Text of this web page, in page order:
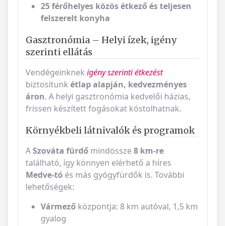
25 férőhelyes közös étkező és teljesen
felszerelt konyha
Gasztronómia – Helyi ízek, igény
szerinti ellátás
Vendégeinknek igény szerinti étkezést
biztosítunk étlap alapján, kedvezményes
áron. A helyi gasztronómia kedvelői házias,
frissen készített fogásokat kóstolhatnak.
Környékbeli látnivalók és programok
ASzováta fürdő mindössze 8 km-re
található, így könnyen elérhető a híres
Medve-tó és más gyógyfürdők is. További
lehetőségek:
Vármező központja: 8 km autóval, 1,5 km
gyalog